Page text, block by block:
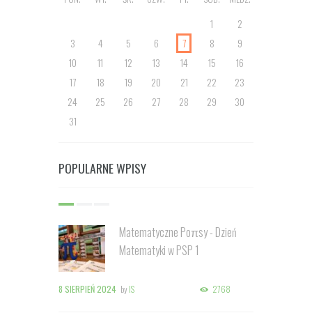
1
2
3
4 5 6 7 8
9
10
11 12 13 14 15
16
17
18 19 20 21 22
23
24
25 26 27 28 29
30
31
POPULARNE WPISY
Matematyczne Poπsy - Dzień
Matematyki w PSP 1
8 SIERPIEŃ 2024 by IS 2768